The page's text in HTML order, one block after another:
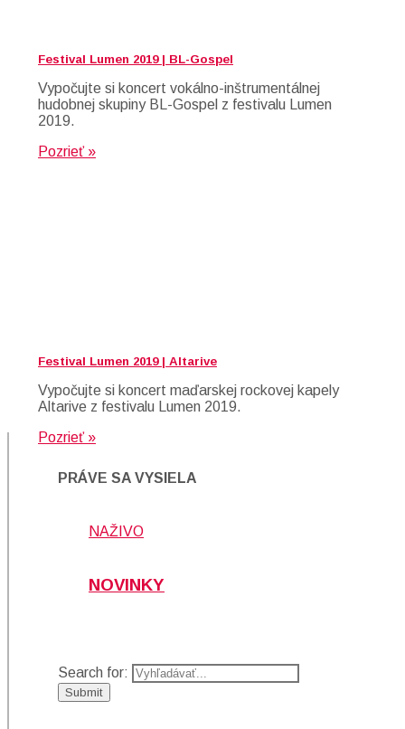
Festival Lumen 2019 | BL-Gospel
Vypočujte si koncert vokálno-inštrumentálnej
hudobnej skupiny BL-Gospel z festivalu Lumen
2019.
Pozrieť »
Festival Lumen 2019 | Altarive
Vypočujte si koncert maďarskej rockovej kapely
Altarive z festivalu Lumen 2019.
Pozrieť »
PRÁVE SA VYSIELA
NAŽIVO
NOVINKY
Search for: